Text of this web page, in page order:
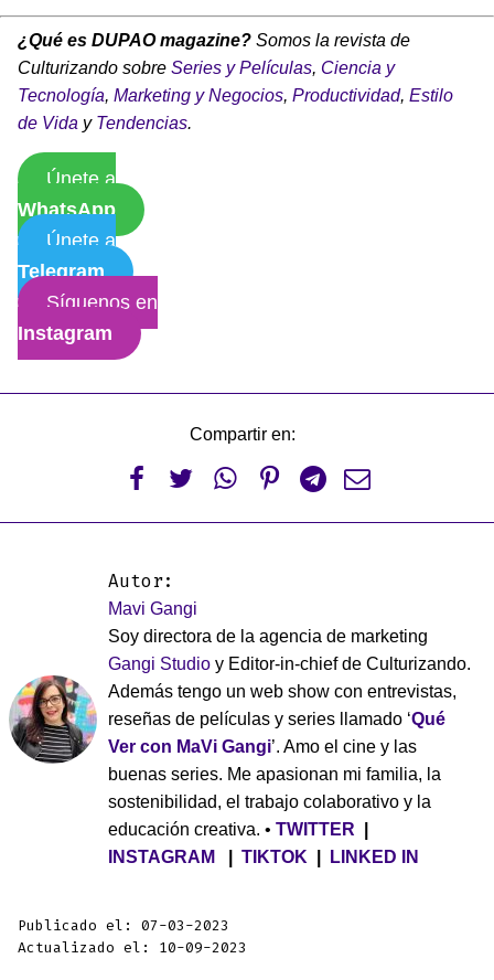
¿Qué es DUPAO magazine? Somos la revista de
Culturizando sobre Series y Películas, Ciencia y
Tecnología, Marketing y Negocios, Productividad, Estilo
de Vida y Tendencias.
Únete a
WhatsApp
Únete a
Telegram
Síguenos en
Instagram
Compartir en:
     
Autor:
Mavi Gangi
Soy directora de la agencia de marketing
Gangi Studio y Editor-in-chief de Culturizando.
Además tengo un web show con entrevistas,
reseñas de películas y series llamado ‘Qué
Ver con MaVi Gangi’. Amo el cine y las
buenas series. Me apasionan mi familia, la
sostenibilidad, el trabajo colaborativo y la
educación creativa. • TWITTER
INSTAGRAM
TIKTOK LINKED IN
Publicado el: 07-03-2023
Actualizado el: 10-09-2023